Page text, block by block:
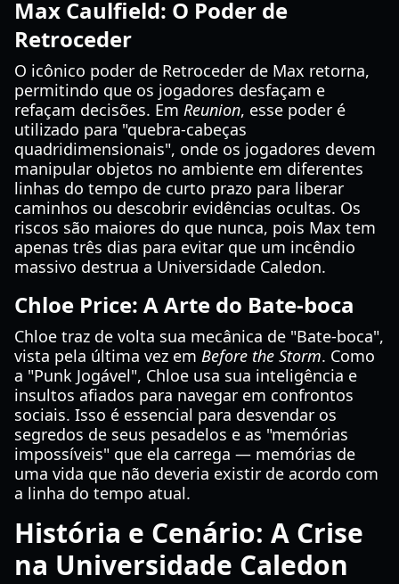
Max Caulfield: O Poder de
Retroceder
O icônico poder de Retroceder de Max retorna,
permitindo que os jogadores desfaçam e
refaçam decisões. Em Reunion, esse poder é
utilizado para "quebra-cabeças
quadridimensionais", onde os jogadores devem
manipular objetos no ambiente em diferentes
linhas do tempo de curto prazo para liberar
caminhos ou descobrir evidências ocultas. Os
riscos são maiores do que nunca, pois Max tem
apenas três dias para evitar que um incêndio
massivo destrua a Universidade Caledon.
Chloe Price: A Arte do Bate-boca
Chloe traz de volta sua mecânica de "Bate-boca",
vista pela última vez em Before the Storm. Como
a "Punk Jogável", Chloe usa sua inteligência e
insultos afiados para navegar em confrontos
sociais. Isso é essencial para desvendar os
segredos de seus pesadelos e as "memórias
impossíveis" que ela carrega — memórias de
uma vida que não deveria existir de acordo com
a linha do tempo atual.
História e Cenário: A Crise
na Universidade Caledon